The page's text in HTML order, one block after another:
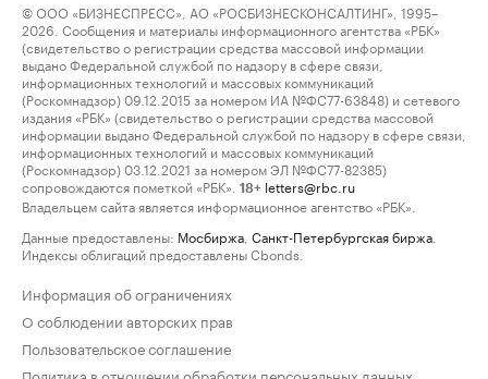
© ООО «БИЗНЕСПРЕСС», АО «РОСБИЗНЕСКОНСАЛТИНГ», 1995–
2026. Сообщения и материалы информационного агентства «РБК»
(свидетельство о регистрации средства массовой информации
выдано Федеральной службой по надзору в сфере связи,
информационных технологий и массовых коммуникаций
(Роскомнадзор) 09.12.2015 за номером ИА №ФС77-63848) и сетевого
издания «РБК» (свидетельство о регистрации средства массовой
информации выдано Федеральной службой по надзору в сфере связи,
информационных технологий и массовых коммуникаций
(Роскомнадзор) 03.12.2021 за номером ЭЛ №ФС77-82385)
сопровождаются пометкой «РБК».
18+ letters@rbc.ru
Владельцем сайта является информационное агентство «РБК».
Данные предоставлены: Мосбиржа Санкт-Петербургская биржа
Индексы облигаций предоставлены Cbonds.
Информация об ограничениях
О соблюдении авторских прав
Пользовательское соглашение